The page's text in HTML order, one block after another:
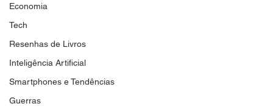
Economia
Tech
Resenhas de Livros
Inteligência Artificial
Smartphones e Tendências
Guerras